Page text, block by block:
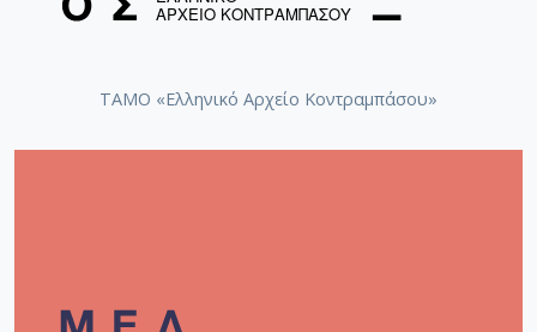
ΤΑΜΟ «Ελληνικό Αρχείο Κοντραμπάσου»